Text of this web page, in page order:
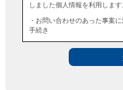
しました個人情報を利用します
・お問い合わせのあった事案
手続き
■個人情報の第三者提供に